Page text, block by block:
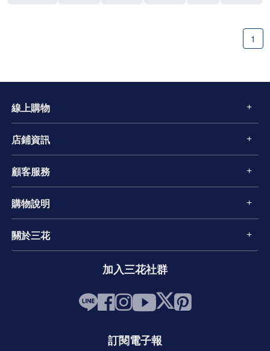
1
線上購物
店鋪資訊
顧客服務
購物說明
關於三花
加入三花社群
訂閱電子報